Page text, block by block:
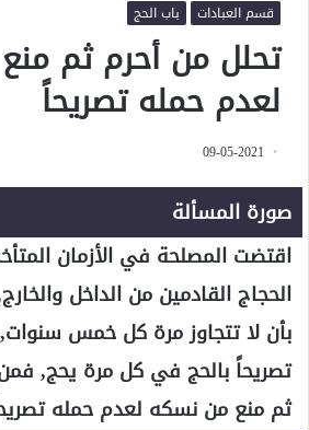
قسم العبادات باب الحج
تحلل من أحرم ثم
لعدم حمله تصريحاً
09-05-2021
صورة المسألة
اقتضت المصلحة في الأزمان
الحجاج القادمين من الداخل
بأن لا تتجاوز مرة كل خمس
تصريحاً بالحج في كل مرة يحج,
ثم منع من نسكه لعدم حمله